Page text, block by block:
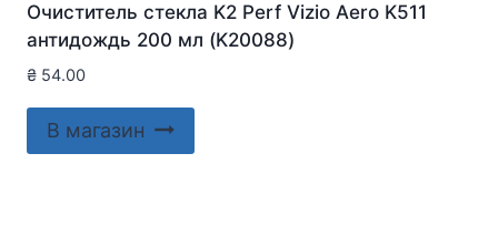
Очиститель стекла K2 Perf Vizio Aero K511
антидождь 200 мл (K20088)
₴ 54.00
В магазин